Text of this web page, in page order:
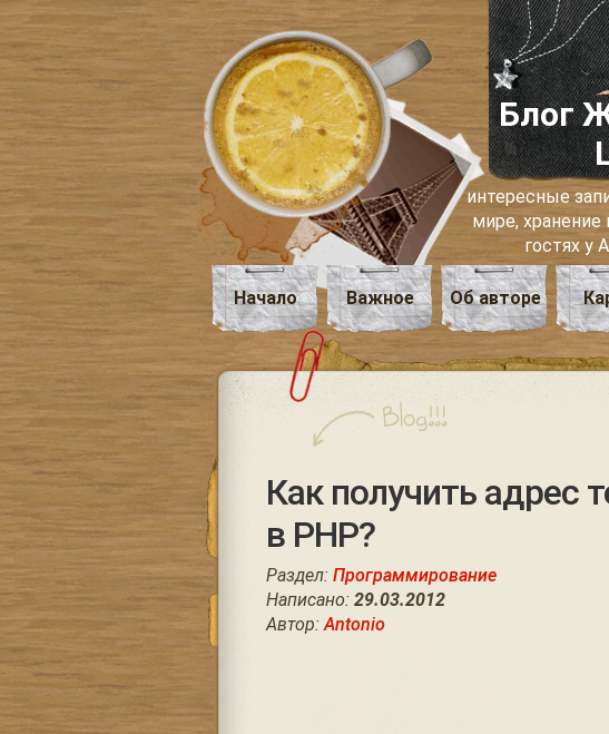
Блог
интересные
мире, хранение
гостях у
Начало Важное Об авторе
Как получить адрес
в PHP?
Раздел: Программирование
Написано: 29.03.2012
Автор:Antonio